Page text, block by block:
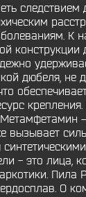
следствием
К
конструкции
дюбеля, не
вызывает
- это лица,
Пила
О